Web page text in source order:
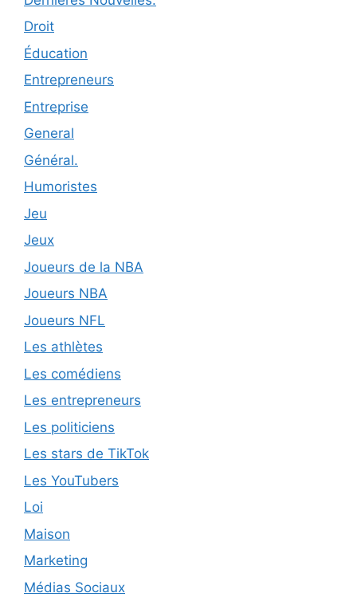
Droit
Éducation
Entrepreneurs
Entreprise
General
Général.
Humoristes
Jeu
Jeux
Joueurs de la NBA
Joueurs NBA
Joueurs NFL
Les athlètes
Les comédiens
Les entrepreneurs
Les politiciens
Les stars de TikTok
Les YouTubers
Loi
Maison
Marketing
Médias Sociaux